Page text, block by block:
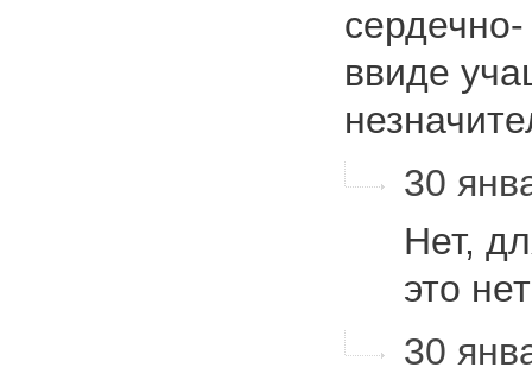
ввиде
30
Нет,
это
30